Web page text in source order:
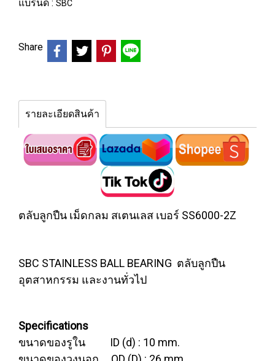
แบรนด์ : SBC
Share
รายละเอียดสินค้า
ตลับลูกปืน เม็ดกลม สเตนเลส เบอร์ SS6000-2Z
SBC STAINLESS BALL BEARING ตลับลูกปืน
อุตสาหกรรม และงานทั่วไป
Specifications
ขนาดของรูใน ID (d) : 10 mm.